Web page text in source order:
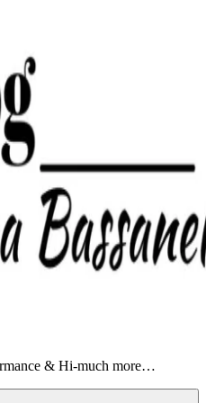
& Hi-much more…